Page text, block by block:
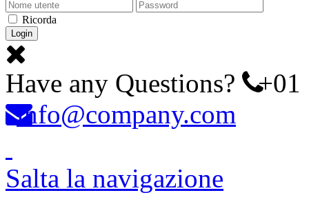
Ricorda
Have any Questions? +01
info@company.com
Salta la navigazione